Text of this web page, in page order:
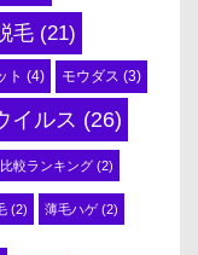
毛 (21)
ト (4) モウダス (3)
イルス (26)
比較ランキング (2)
(2) 薄毛ハゲ(2)